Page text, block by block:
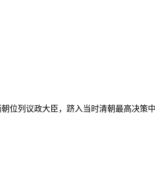
位列议政大臣，跻入当时清朝最高决策